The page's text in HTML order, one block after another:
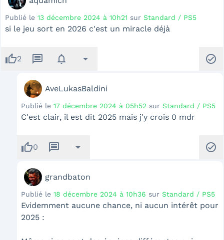
Publié le 13 décembre 2024 à 10h21 sur Standard / PS5
si le jeu sort en 2026 c'est un miracle déjà
thumb_up2 message notifications arrow_drop_down check_circle
AveLukasBaldini
Publié le 17 décembre 2024 à 05h52 sur Standard / PS5
C'est clair, il est dit 2025 mais j'y crois 0 mdr
thumb_up0 message arrow_drop_down check_circle
grandbaton
Publié le 18 décembre 2024 à 10h36 sur Standard / PS5
Evidemment aucune chance, ni aucun intérêt pour
2025 :